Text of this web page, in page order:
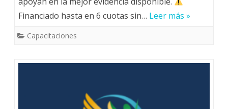
Financiado hasta en 6 cuotas sin… Leer más »
Capacitaciones